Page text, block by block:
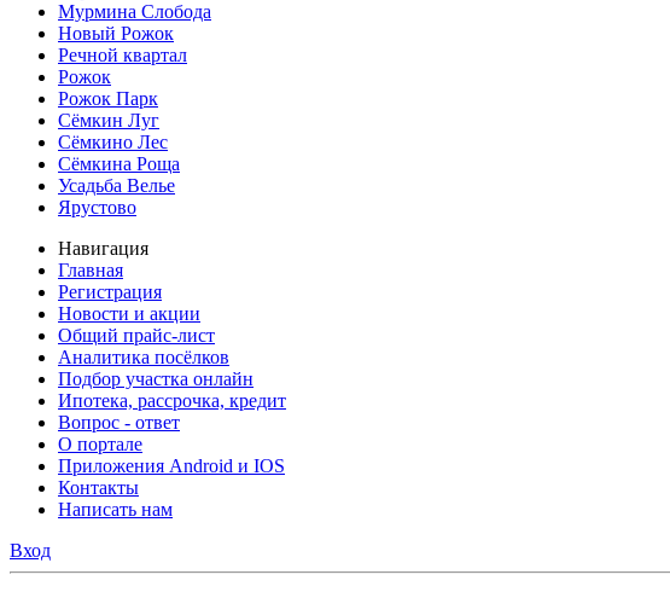
Мурмина Слобода
Новый Рожок
Речной квартал
Рожок
Рожок Парк
Сёмкин Луг
Сёмкино Лес
Сёмкина Роща
Усадьба Велье
Ярустово
Навигация
Главная
Регистрация
Новости и акции
Общий прайс-лист
Аналитика посёлков
Подбор участка онлайн
Ипотека, рассрочка, кредит
Вопрос - ответ
О портале
Приложения Android и IOS
Контакты
Написать нам
Вход